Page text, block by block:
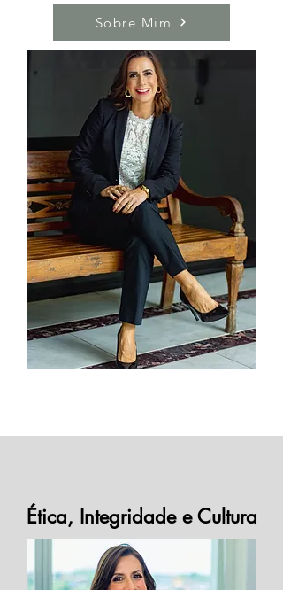
Sobre Mim
Ética, Integridade e Cultura